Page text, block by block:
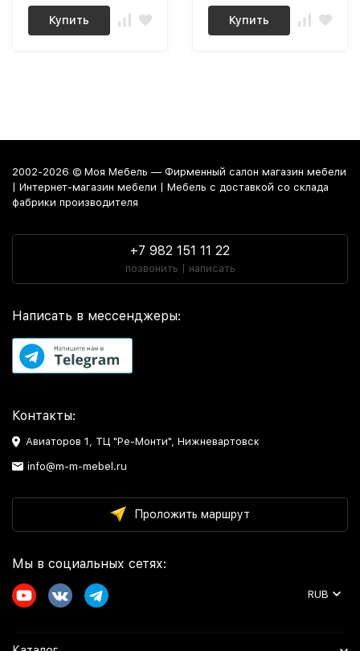
Купить Купить
2002-2026 © Моя Мебель — Фирменный салон магазин мебели
| Интернет-магазин мебели | Мебель с доставкой со склада
фабрики производителя
+7 982 151 11 22
позвонить | написать
Написать в мессенджеры:
Контакты:
Авиаторов 1, ТЦ "Ре-Монти", Нижневартовск
info@m-m-mebel.ru
Проложить маршрут
Мы в социальных сетях:
RUB